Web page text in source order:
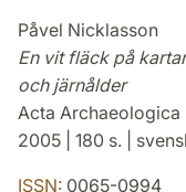
Påvel Nicklasson
En vit fläck på
och järnålder
Acta Archaeologica
2005 | 180 s. |
ISSN: 0065-0994